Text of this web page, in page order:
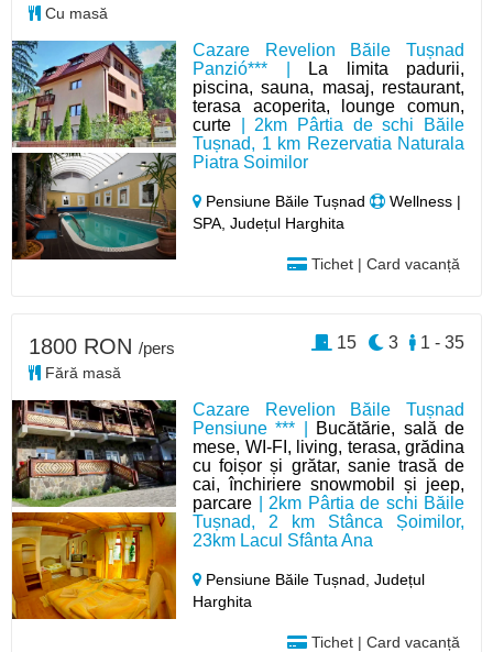
Cazare Revelion Băile Tușnad
Panzió*** |
La limita padurii,
piscina, sauna, masaj, restaurant,
terasa acoperita, lounge comun,
curte | 2km Pârtia de schi Băile
Tușnad, 1 km Rezervatia Naturala
Piatra Soimilor
Pensiune Băile Tușnad
Wellness |
SPA, Județul Harghita
Tichet | Card vacanță
Cu masă
Cazare Revelion Băile Tușnad
Pensiune *** |
Bucătărie, sală de
mese, WI-FI, living, terasa, grădina
cu foișor și grătar, sanie trasă de
cai, închiriere snowmobil și jeep,
parcare | 2km Pârtia de schi Băile
Tușnad, 2 km Stânca Șoimilor,
23km Lacul Sfânta Ana
Pensiune Băile Tușnad,Județul
Harghita
Tichet | Card vacanță
1800 RON /pers
Fără masă
1 - 35
3
15